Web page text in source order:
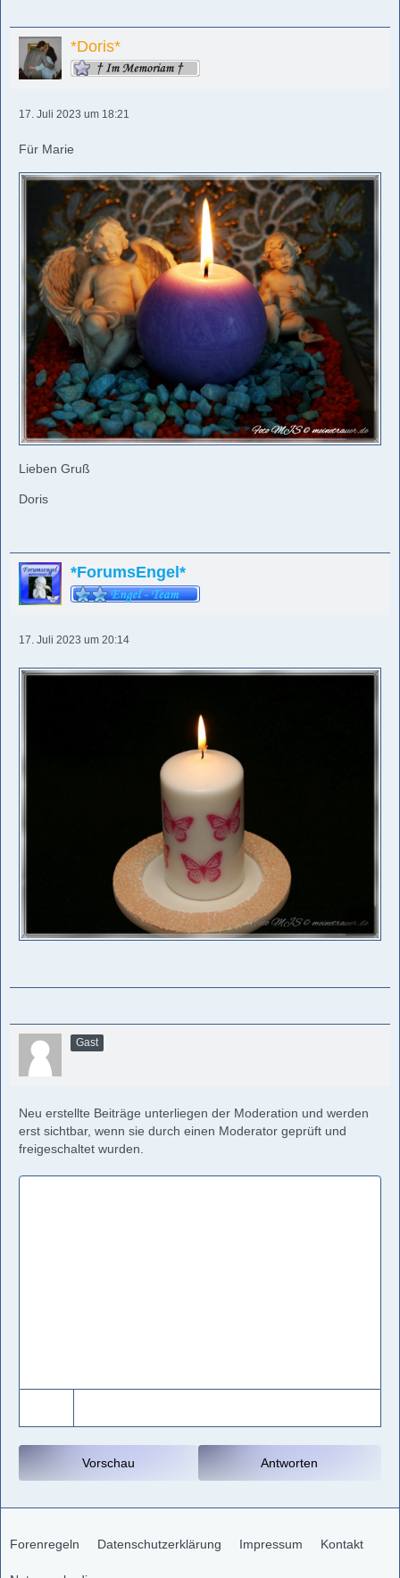
*Doris*
17. Juli 2023 um 18:21
Für Marie
Lieben Gruß
Doris
*ForumsEngel*
17. Juli 2023 um 20:14
Gast
Neu erstellte Beiträge unterliegen der Moderation und werden
erst sichtbar, wenn sie durch einen Moderator geprüft und
freigeschaltet wurden.
Antworten
Vorschau
Forenregeln Datenschutzerklärung Impressum Kontakt